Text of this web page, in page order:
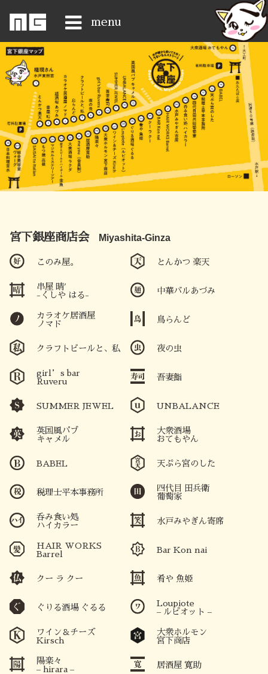
menu
Home
News
ShopList
Access
History
Happy-8
宮下銀座商店会 Miyashita-Ginza
このみ屋。 とんかつ 楽天
串屋 晴′
-くしや はる-
中華バルあづみ
カラオケ居酒屋
ノマド
鳥らんど
クラフトビールと、私 夜の虫
girl’s bar
Ruveru
吾妻鮨
SUMMER JEWEL UNBALANCE
英国風パブ
キャメル
大衆酒場
おてもやん
BABEL 天ぷら宮のした
税理士平本事務所
四代目 田兵衛
葡萄家
呑み食い処
ハイカラー
水戸みやぎん寄席
HAIR WORKS
Barrel
Bar Kon nai
クー ラ クー 肴や 魚姫
ぐりる酒場 ぐるる
Loupiote
– ルピオット –
ワイン＆チーズ
Kirsch
大衆ホルモン
宮下商店
陽楽々
– hirara –
居酒屋 寛助